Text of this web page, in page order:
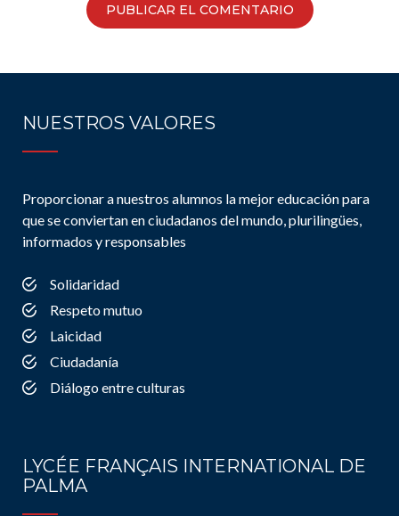
NUESTROS VALORES
Proporcionar a nuestros alumnos la mejor educación para
que se conviertan en ciudadanos del mundo, plurilingües,
informados y responsables
Solidaridad
Respeto mutuo
Laicidad
Ciudadanía
Diálogo entre culturas
LYCÉE FRANÇAIS INTERNATIONAL DE
PALMA